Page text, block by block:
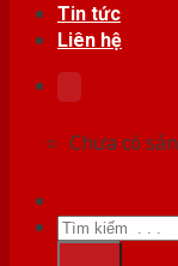
Tin tức
Liên hệ
Chưa có
Tìm
kiếm: